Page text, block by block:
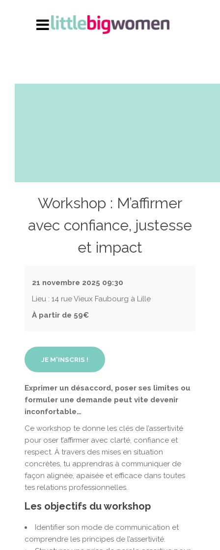
Workshop : M’affirmer
avec confiance, justesse
et impact
21 novembre 2025 09:30
Lieu : 14 rue Vieux Faubourg à Lille
À partir de 59€
JE M'INSCRIS !
Exprimer un désaccord, poser ses limites ou
formuler une demande peut vite devenir
inconfortable…
Ce workshop te donne les clés de l’assertivité
pour oser t’affirmer avec clarté, confiance et
respect. À travers des mises en situation
concrètes, tu apprendras à communiquer de
façon alignée, apaisée et efficace dans toutes
tes relations professionnelles.
Les objectifs du workshop
Identifier son mode de communication et
comprendre les principes de l’assertivité.